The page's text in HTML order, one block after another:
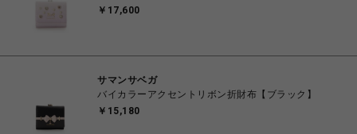
￥17,600
サマンサベガ
バイカラーアクセントリボン折財布【ブラック】
￥15,180